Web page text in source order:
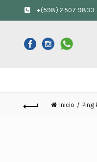
+(598) 2507 9833
Inicio Ping